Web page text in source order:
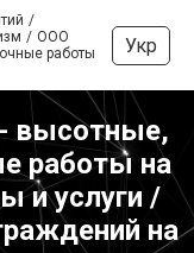
ООО
работы
Укр
высотные,
работы на
и услуги /
на